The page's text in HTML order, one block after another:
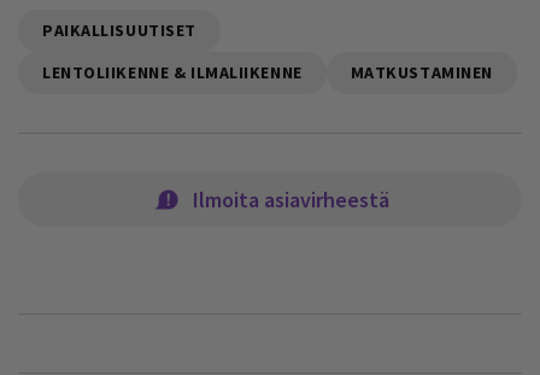
PAIKALLISUUTISET
LENTOLIIKENNE & ILMALIIKENNE
MATKUSTAMINEN
Ilmoita asiavirheestä